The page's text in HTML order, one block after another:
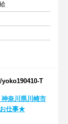
yoko190410-T
神奈川県川崎市
お仕事★